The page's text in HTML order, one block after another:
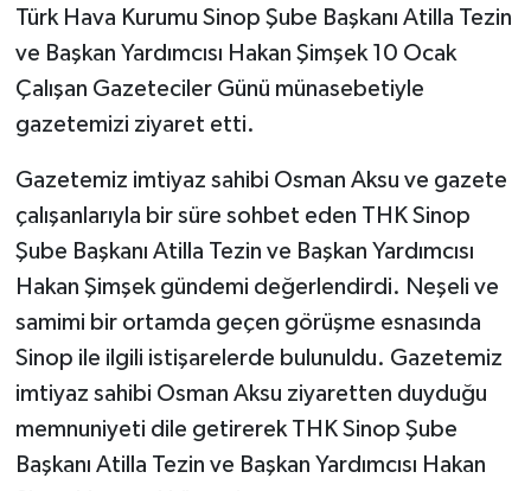
Türk Hava Kurumu Sinop Şube Başkanı Atilla Tezin
ve Başkan Yardımcısı Hakan Şimşek 10 Ocak
Çalışan Gazeteciler Günü münasebetiyle
gazetemizi ziyaret etti.
Gazetemiz imtiyaz sahibi Osman Aksu ve gazete
çalışanlarıyla bir süre sohbet eden THK Sinop
Şube Başkanı Atilla Tezin ve Başkan Yardımcısı
Hakan Şimşek gündemi değerlendirdi. Neşeli ve
samimi bir ortamda geçen görüşme esnasında
Sinop ile ilgili istişarelerde bulunuldu. Gazetemiz
imtiyaz sahibi Osman Aksu ziyaretten duyduğu
memnuniyeti dile getirerek THK Sinop Şube
Başkanı Atilla Tezin ve Başkan Yardımcısı Hakan